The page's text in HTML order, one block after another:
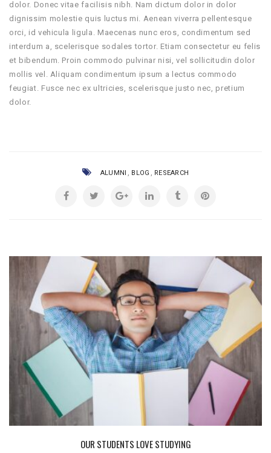
dolor. Donec vitae facilisis nibh. Nam dictum dolor in dolor
dignissim molestie quis luctus mi. Aenean viverra pellentesque
orci, id vehicula ligula. Maecenas nunc eros, condimentum sed
interdum a, scelerisque sodales tortor. Etiam consectetur eu felis
et bibendum. Proin commodo pulvinar nisi, vel sollicitudin dolor
mollis vel. Aliquam condimentum ipsum a lectus commodo
feugiat. Fusce nec ex ultricies, scelerisque justo nec, pretium
dolor.
ALUMNI BLOG RESEARCH
OUR STUDENTS LOVE STUDYING